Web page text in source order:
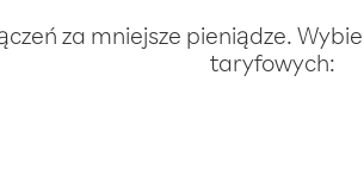
za mniejsze pieniądze.
taryfowych: